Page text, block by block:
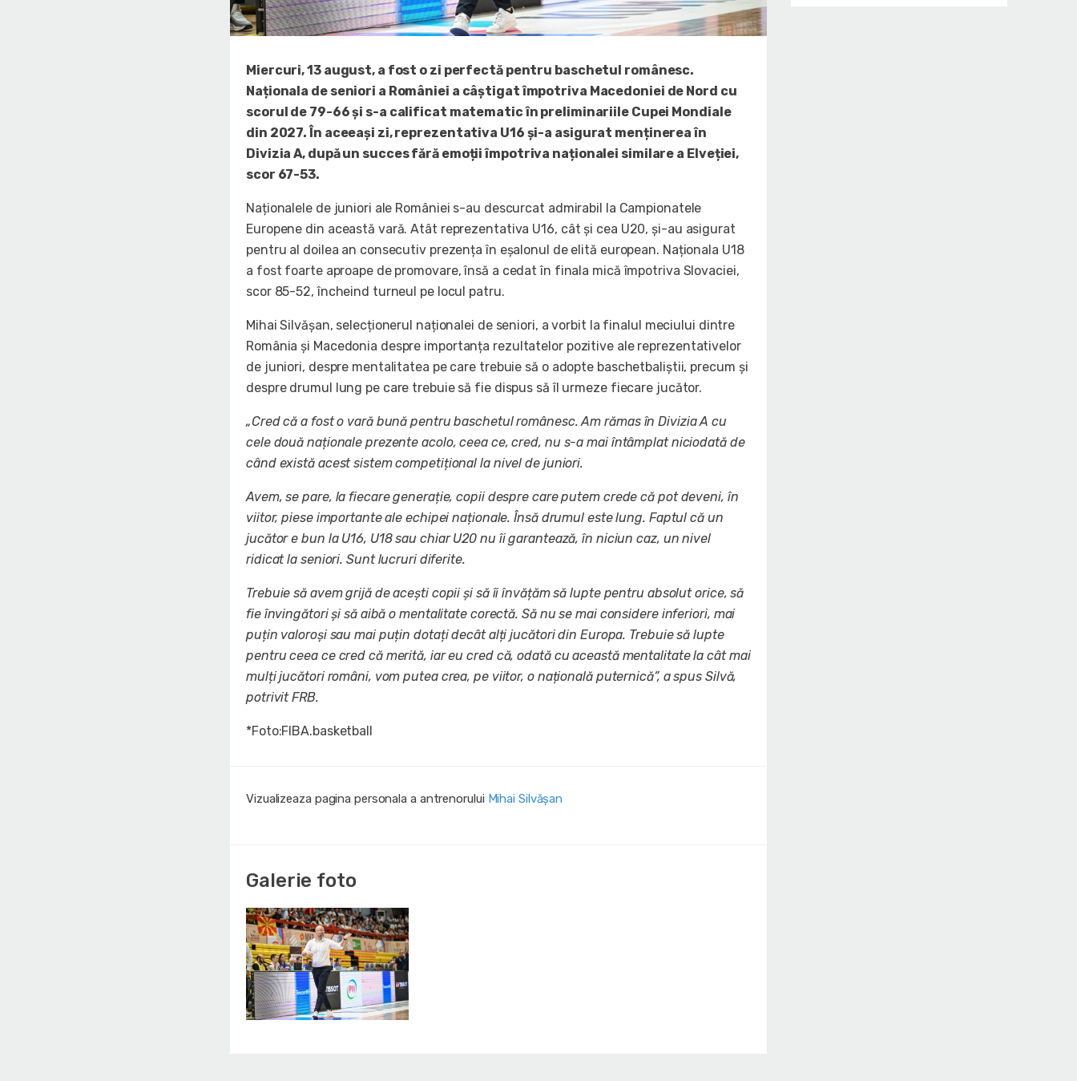
Miercuri, 13 august, a fost o zi perfectă pentru baschetul românesc.
Naționala de seniori a României a câștigat împotriva Macedoniei de Nord cu
scorul de 79-66 și s-a calificat matematic în preliminariile Cupei Mondiale
din 2027. În aceeași zi, reprezentativa U16 și-a asigurat menținerea în
Divizia A, după un succes fără emoții împotriva naționalei similare a Elveției,
scor 67-53.
Naționalele de juniori ale României s-au descurcat admirabil la Campionatele
Europene din această vară. Atât reprezentativa U16, cât și cea U20, și-au asigurat
pentru al doilea an consecutiv prezența în eșalonul de elită european. Naționala U18
a fost foarte aproape de promovare, însă a cedat în finala mică împotriva Slovaciei,
scor 85-52, încheind turneul pe locul patru.
Mihai Silvășan, selecționerul naționalei de seniori, a vorbit la finalul meciului dintre
România și Macedonia despre importanța rezultatelor pozitive ale reprezentativelor
de juniori, despre mentalitatea pe care trebuie să o adopte baschetbaliștii, precum și
despre drumul lung pe care trebuie să fie dispus să îl urmeze fiecare jucător.
„Cred că a fost o vară bună pentru baschetul românesc. Am rămas în Divizia A cu
cele două naționale prezente acolo, ceea ce, cred, nu s-a mai întâmplat niciodată de
când există acest sistem competițional la nivel de juniori.
Avem, se pare, la fiecare generație, copii despre care putem crede că pot deveni, în
viitor, piese importante ale echipei naționale. Însă drumul este lung. Faptul că un
jucător e bun la U16, U18 sau chiar U20 nu îi garantează, în niciun caz, un nivel
ridicat la seniori. Sunt lucruri diferite.
Trebuie să avem grijă de acești copii și să îi învățăm să lupte pentru absolut orice, să
fie învingători și să aibă o mentalitate corectă. Să nu se mai considere inferiori, mai
puțin valoroși sau mai puțin dotați decât alți jucători din Europa. Trebuie să lupte
pentru ceea ce cred că merită, iar eu cred că, odată cu această mentalitate la cât mai
mulți jucători români, vom putea crea, pe viitor, o națională puternică”, a spus Silvă,
potrivit FRB.
*Foto:FIBA.basketball
Vizualizeaza pagina personala a antrenorului Mihai Silvășan
Galerie foto